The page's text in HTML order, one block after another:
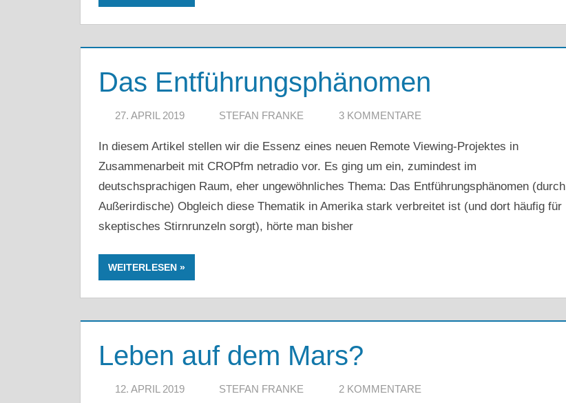
Das Entführungsphänomen
27. APRIL 2019 STEFAN FRANKE 3 KOMMENTARE
In diesem Artikel stellen wir die Essenz eines neuen Remote Viewing-Projektes in
Zusammenarbeit mit CROPfm netradio vor. Es ging um ein, zumindest im
deutschsprachigen Raum, eher ungewöhnliches Thema: Das Entführungsphänomen (durch
Außerirdische) Obgleich diese Thematik in Amerika stark verbreitet ist (und dort häufig für
skeptisches Stirnrunzeln sorgt), hörte man bisher
WEITERLESEN
Leben auf dem Mars?
12. APRIL 2019 STEFAN FRANKE 2 KOMMENTARE